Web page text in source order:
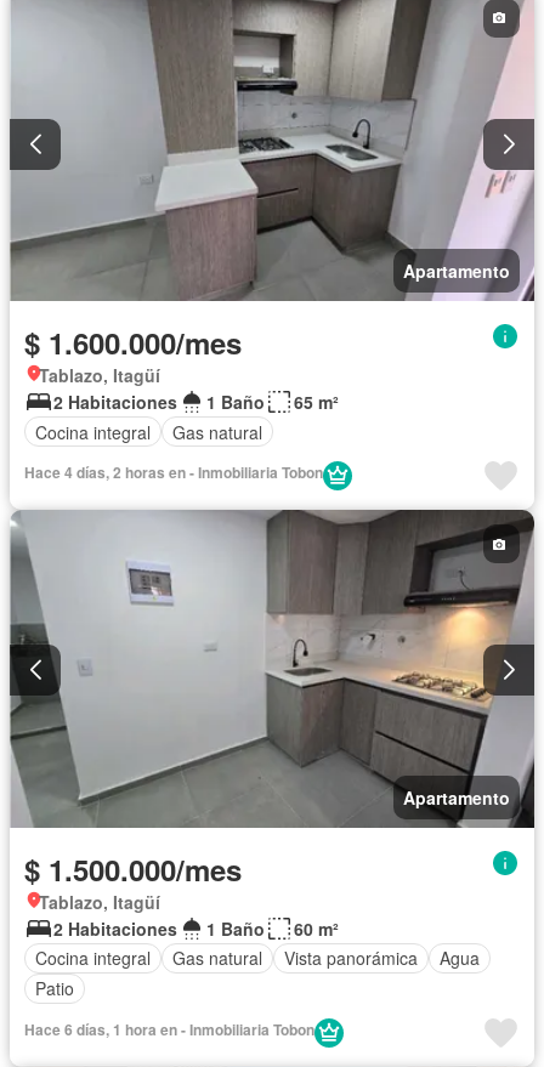
Apartamento
$ 1.600.000/mes
Tablazo, Itagüí
2 Habitaciones
1 Baño
65 m²
Cocina integral
Gas natural
Hace 4 días, 2 horas en - Inmobiliaria Tobon
Apartamento
$ 1.500.000/mes
Tablazo, Itagüí
2 Habitaciones
1 Baño
60 m²
Cocina integral
Gas natural Vista panorámica
Agua
Patio
Hace 6 días, 1 hora en - Inmobiliaria Tobon